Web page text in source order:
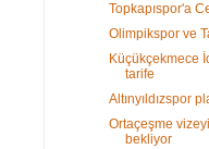
Topkapıspor'a
Olimpikspor ve
Küçükçekmece
tarife
Altınyıldızspor
Ortaçeşme
bekliyor